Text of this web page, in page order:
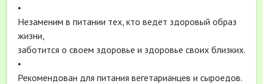
•
Незаменим в питании тех, кто ведет здоровый образ
жизни,
заботится о своем здоровье и здоровье своих близких.
•
Рекомендован для питания вегетарианцев и сыроедов.